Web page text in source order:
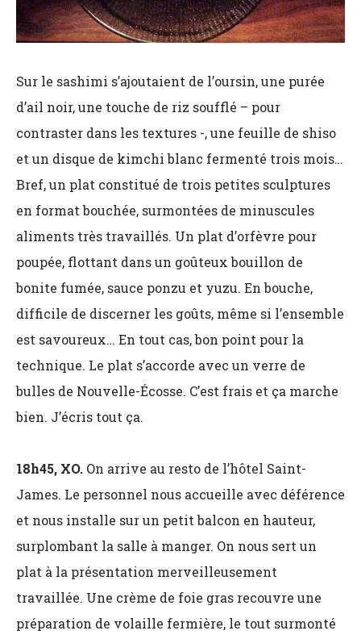
Sur le sashimi s’ajoutaient de l’oursin, une purée
d’ail noir, une touche de riz soufflé – pour
contraster dans les textures -, une feuille de shiso
et un disque de kimchi blanc fermenté trois mois…
Bref, un plat constitué de trois petites sculptures
en format bouchée, surmontées de minuscules
aliments très travaillés. Un plat d’orfèvre pour
poupée, flottant dans un goûteux bouillon de
bonite fumée, sauce ponzu et yuzu. En bouche,
difficile de discerner les goûts, même si l’ensemble
est savoureux… En tout cas, bon point pour la
technique. Le plat s’accorde avec un verre de
bulles de Nouvelle-Écosse. C’est frais et ça marche
bien. J’écris tout ça.
18h45, XO. On arrive au resto de l’hôtel Saint-
James. Le personnel nous accueille avec déférence
et nous installe sur un petit balcon en hauteur,
surplombant la salle à manger. On nous sert un
plat à la présentation merveilleusement
travaillée. Une crème de foie gras recouvre une
préparation de volaille fermière, le tout surmonté